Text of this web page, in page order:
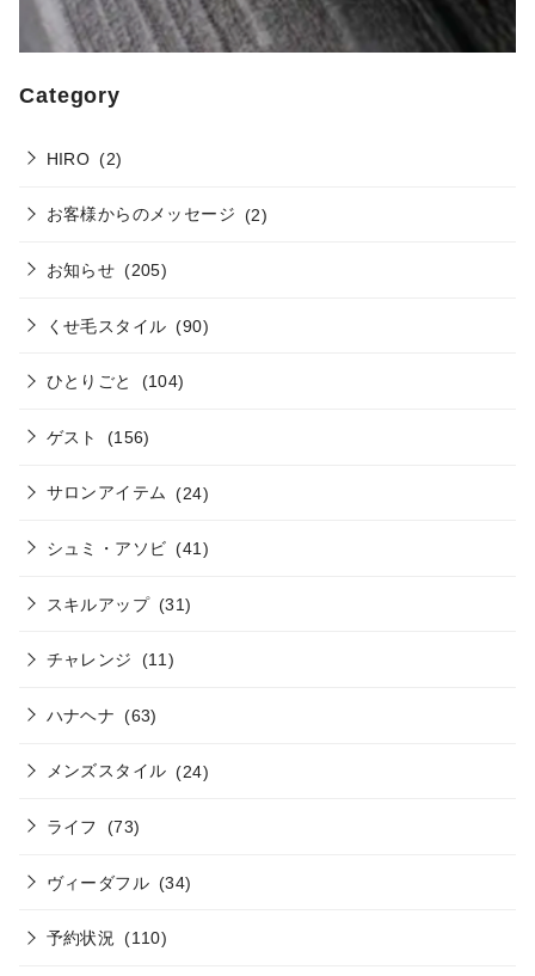
Category
HIRO (2)
お客様からのメッセージ (2)
お知らせ (205)
くせ毛スタイル (90)
ひとりごと (104)
ゲスト (156)
サロンアイテム (24)
シュミ・アソビ (41)
スキルアップ (31)
チャレンジ (11)
ハナヘナ (63)
メンズスタイル (24)
ライフ (73)
ヴィーダフル (34)
予約状況 (110)